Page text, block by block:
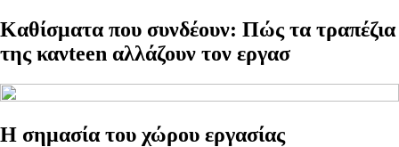
Καθίσματα που συνδέουν: Πώς τα τραπέζια
της κανteen αλλάζουν τον εργασ
Η σημασία του χώρου εργασίας